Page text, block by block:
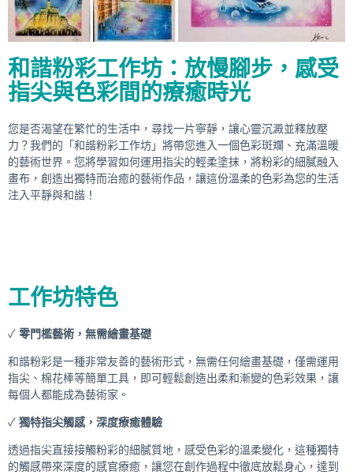
和諧粉彩工作坊：放慢腳步，感受
指尖與色彩間的療癒時光
您是否渴望在繁忙的生活中，尋找一片寧靜，讓心靈沉澱並釋放壓
力？我們的「和諧粉彩工作坊」將帶您進入一個色彩斑斕、充滿溫暖
的藝術世界。您將學習如何運用指尖的輕柔塗抹，將粉彩的細膩融入
畫布，創造出獨特而治癒的藝術作品，讓這份溫柔的色彩為您的生活
注入平靜與和諧！
工作坊特色
✓ 零門檻藝術，無需繪畫基礎
和諧粉彩是一種非常友善的藝術形式，無需任何繪畫基礎，僅需運用
指尖、棉花棒等簡單工具，即可輕鬆創造出柔和漸變的色彩效果，讓
每個人都能成為藝術家。
✓ 獨特指尖觸感，深度療癒體驗
透過指尖直接接觸粉彩的細膩質地，感受色彩的溫柔變化，這種獨特
的觸感帶來深度的感官療癒，讓您在創作過程中徹底放鬆身心，達到